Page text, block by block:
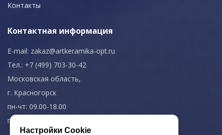
Контакты
Контактная информация
E-mail: zakaz@artkeramika-opt.ru
Тел.: +7 (499) 703-30-42
Московская область,
г. Красногорск
пн-чт: 09.00-18.00
пт: 09.00-17.00
Настройки Cookie